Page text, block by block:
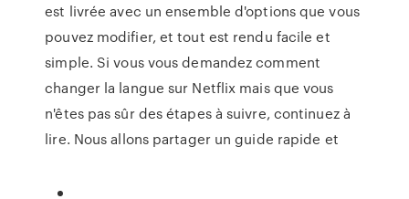
est livrée avec un ensemble d'options que vous
pouvez modifier, et tout est rendu facile et
simple. Si vous vous demandez comment
changer la langue sur Netflix mais que vous
n'êtes pas sûr des étapes à suivre, continuez à
lire. Nous allons partager un guide rapide et